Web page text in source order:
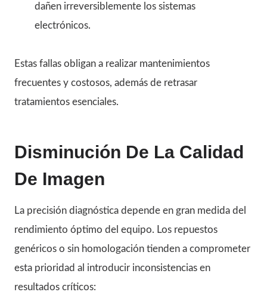
dañen irreversiblemente los sistemas
electrónicos.
Estas fallas obligan a realizar mantenimientos
frecuentes y costosos, además de retrasar
tratamientos esenciales.
Disminución De La Calidad
De Imagen
La precisión diagnóstica depende en gran medida del
rendimiento óptimo del equipo. Los repuestos
genéricos o sin homologación tienden a comprometer
esta prioridad al introducir inconsistencias en
resultados críticos: